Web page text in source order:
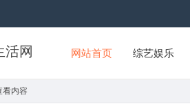
活网 网站首页 综艺娱乐
看内容